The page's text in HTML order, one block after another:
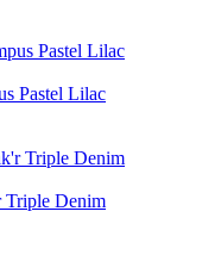
Pastel Lilac
Triple Denim